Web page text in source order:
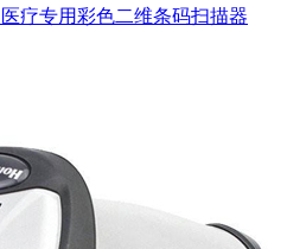
疗专用彩色二维条码扫描器